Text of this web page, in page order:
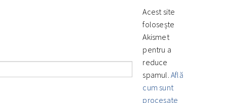
Acest site
folosește
Akismet
pentru a
reduce
spamul. Află
cum sunt
procesate